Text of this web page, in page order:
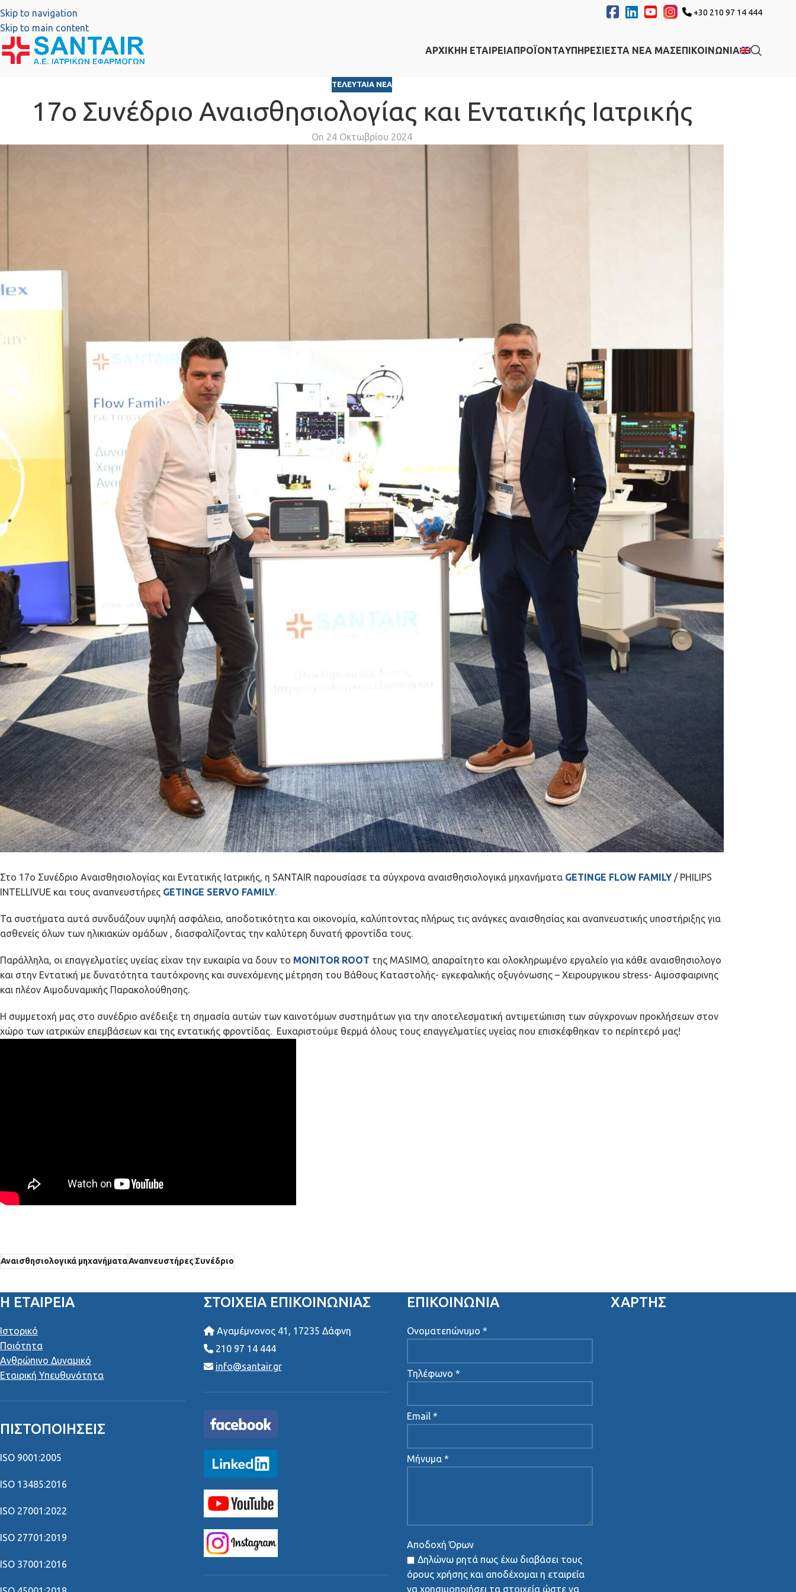
Skip to navigation
Skip to main content
+30 210 97 14 444
ΑΡΧΙΚΗΗ ΕΤΑΙΡΕΙΑΠΡΟΪΟΝΤΑΥΠΗΡΕΣΙΕΣΤΑ ΝΕΑ ΜΑΣΕΠΙΚΟΙΝΩΝΙΑ
ΤΕΛΕΥΤΑΊΑ ΝΈΑ
17ο Συνέδριο Αναισθησιολογίας και Εντατικής Ιατρικής
On 24 Οκτωβρίου 2024
Στο 17ο Συνέδριο Αναισθησιολογίας και Εντατικής Ιατρικής, η SANTAIR παρουσίασε τα σύγχρονα αναισθησιολογικά μηχανήματα GETINGE FLOW FAMILY/ PHILIPS
INTELLIVUE και τους αναπνευστήρες GETINGE SERVO FAMILY.
Τα συστήματα αυτά συνδυάζουν υψηλή ασφάλεια, αποδοτικότητα και οικονομία, καλύπτοντας πλήρως τις ανάγκες αναισθησίας και αναπνευστικής υποστήριξης για
ασθενείς όλων των ηλικιακών ομάδων , διασφαλίζοντας την καλύτερη δυνατή φροντίδα τους.
Παράλληλα, οι επαγγελματίες υγείας είχαν την ευκαιρία να δουν το MONITOR ROOT της MASIMO, απαραίτητο και ολοκληρωμένο εργαλείο για κάθε αναισθησιολογο
και στην Εντατική με δυνατότητα ταυτόχρονης και συνεχόμενης μέτρηση του Βάθους Καταστολής- εγκεφαλικής οξυγόνωσης – Χειρουργικου stress- Αιμοσφαιρινης
και πλέον Αιμοδυναμικής Παρακολούθησης.
Η συμμετοχή μας στο συνέδριο ανέδειξε τη σημασία αυτών των καινοτόμων συστημάτων για την αποτελεσματική αντιμετώπιση των σύγχρονων προκλήσεων στον
χώρο των ιατρικών επεμβάσεων και της εντατικής φροντίδας. Ευχαριστούμε θερμά όλους τους επαγγελματίες υγείας που επισκέφθηκαν το περίπτερό μας!
Αναισθησιολογικά μηχανήματαΑναπνευστήρεςΣυνέδριο
Η ΕΤΑΙΡΕΙΑ
Ιστορικό
Ποιότητα
Ανθρώπινο Δυναμικό
Εταιρική Υπευθυνότητα
ΠΙΣΤΟΠΟΙΉΣΕΙΣ
ISO 9001:2005
ISO 13485:2016
ISO 27001:2022
ISO 27701:2019
ISO 37001:2016
ΣΤΟΙΧΕΊΑ ΕΠΙΚΟΙΝΩΝΊΑΣ
Αγαμέμνονος 41, 17235 Δάφνη
210 97 14 444
info@santair.gr
ΕΠΙΚΟΙΝΩΝΙΑ
Ονοματεπώνυμο *
Τηλέφωνο *
Email *
Μήνυμα *
Αποδοχή Όρων
Δηλώνω ρητά πως έχω διαβάσει τους
όρους χρήσης και αποδέχομαι η εταιρεία
να χρησιμοποιήσει τα στοιχεία ώστε να
ΧΑΡΤΗΣ